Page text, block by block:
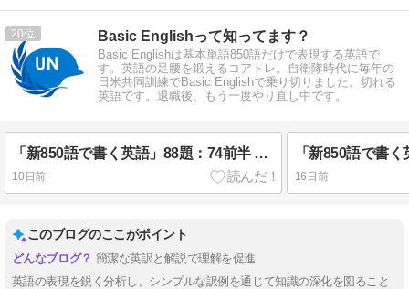
20 Basic Englishって知ってます？
Basic Englishは基本単語850語だけで表現する英語で
す。英語の足腰を鍛えるコアトレ。自衛隊時代に毎年の
日米共同訓練でBasic Englishで乗り切りました。切れる
英語です。退職後、もう一度やり直し中です。
「新850語で書く英語」88題：74前半 「銀行口座」
10日前 16日前
このブログのここがポイント
簡潔な英訳と解説で理解を促進
英語の表現を鋭く分析し、シンプルな訳例を通じて知識の深化を図ること